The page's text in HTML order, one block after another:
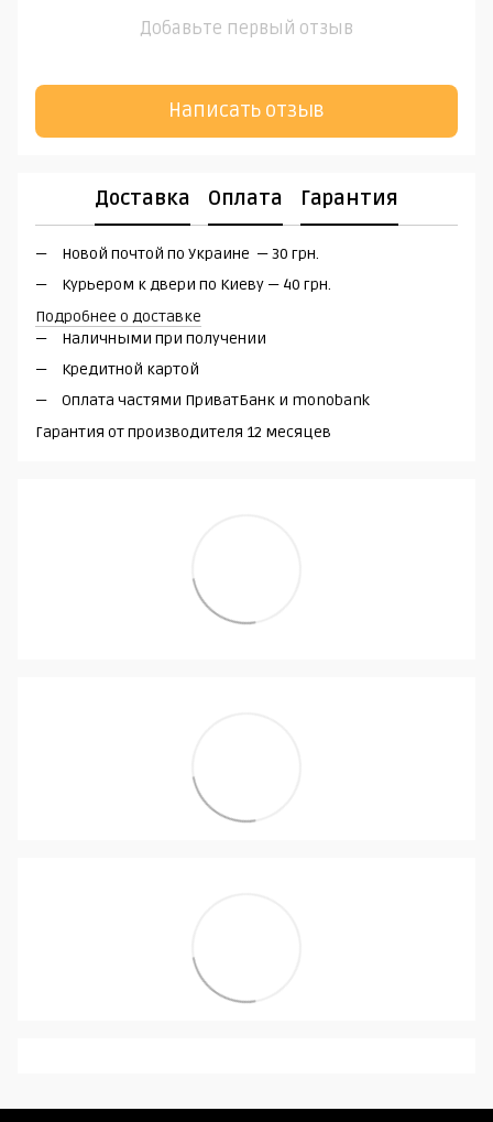
Добавьте первый отзыв
Написать отзыв
Доставка Оплата Гарантия
Новой почтой по Украине — 30 грн.
Курьером к двери по Киеву — 40 грн.
Подробнее о доставке
Наличными при получении
Кредитной картой
Оплата частями ПриватБанк и monobank
Гарантия от производителя 12 месяцев